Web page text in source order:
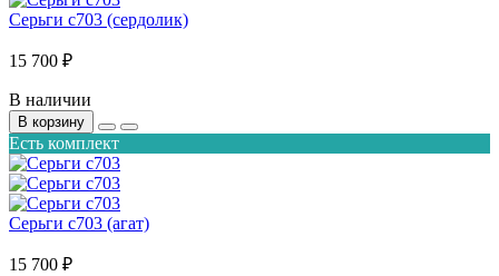
Серьги с703 (сердолик)
15 700 ₽
В наличии
В корзину
Есть комплект
Серьги с703 (агат)
15 700 ₽